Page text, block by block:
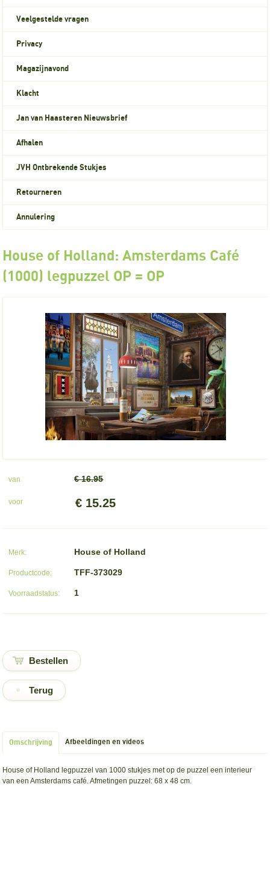
Veelgestelde vragen
Privacy
Magazijnavond
Klacht
Jan van Haasteren Nieuwsbrief
Afhalen
JVH Ontbrekende Stukjes
Retourneren
Annulering
House of Holland: Amsterdams Café
(1000) legpuzzel OP = OP
van € 16.95
voor € 15.25
Merk: House of Holland
Productcode: TFF-373029
Voorraadstatus: 1
Terug
Omschrijving Afbeeldingen en videos
House of Holland legpuzzel van 1000 stukjes met op de puzzel een interieur
van een Amsterdams café. Afmetingen puzzel: 68 x 48 cm.